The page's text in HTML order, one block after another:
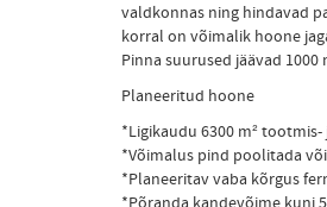
valdkonnas ning hindavad
korral on võimalik hoone
Pinna suurused jäävad 1000
Planeeritud hoone
*Ligikaudu 6300 m²
*Võimalus pind poolitada
*Planeeritav vaba kõrgus
*Põranda kandevõime kuni